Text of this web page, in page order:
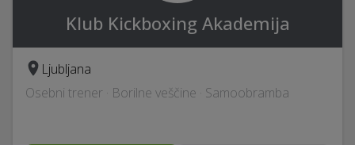
Klub Kickboxing Akademija
Ljubljana
Osebni trener · Borilne veščine · Samoobramba